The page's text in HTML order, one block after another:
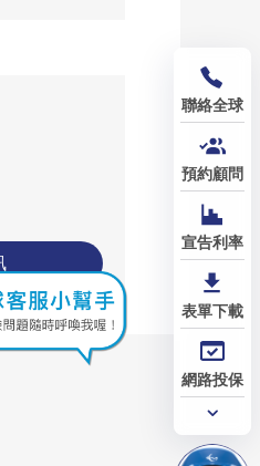
聯絡全球
預約顧問
宣告利率
表單下載
網路投保
常用
功能